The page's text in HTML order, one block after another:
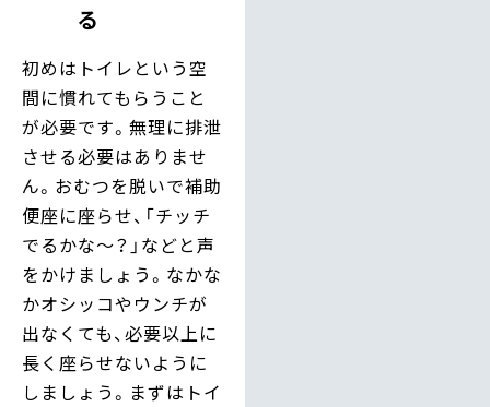
る
初めはトイレという空
間に慣れてもらうこと
が必要です。無理に排泄
させる必要はありませ
ん。おむつを脱いで補助
便座に座らせ、「チッチ
でるかな～？」などと声
をかけましょう。なかな
かオシッコやウンチが
出なくても、必要以上に
長く座らせないように
しましょう。まずはトイ